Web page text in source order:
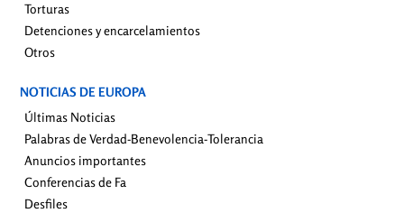
Torturas
Detenciones y encarcelamientos
Otros
NOTICIAS DE EUROPA
Últimas Noticias
Palabras de Verdad-Benevolencia-Tolerancia
Anuncios importantes
Conferencias de Fa
Desfiles